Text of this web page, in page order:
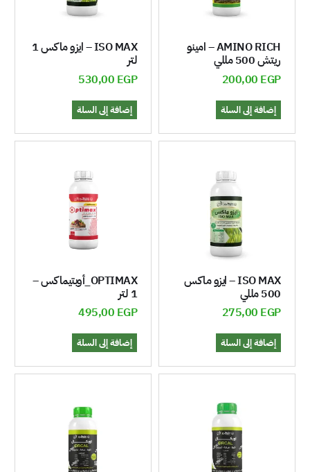
AMINO RICH – امينو
ريتش 500 مللي
200,00 EGP
إضافة إلى السلة
ISO MAX – ايزو ماكس 1
لتر
530,00 EGP
إضافة إلى السلة
ISO MAX – ايزو ماكس
500 مللي
275,00 EGP
إضافة إلى السلة
OPTIMAX_أوبتيماكس –
1 لتر
495,00 EGP
إضافة إلى السلة